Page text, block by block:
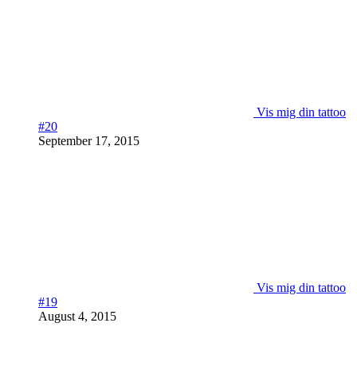
Vis mig din tattoo
#20
September 17, 2015
Vis mig din tattoo
#19
August 4, 2015